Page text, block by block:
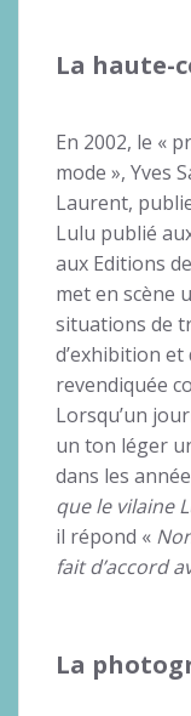
La haute-
En 2002, le «
mode », Yves
Laurent,
Lulu publié
aux Editions
met en scène
situations de
d’exhibition
revendiquée
Lorsqu’un
un ton léger
dans les
que le vilaine
il répond «
fait d’accord
La